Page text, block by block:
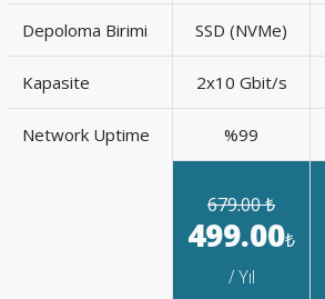
Depoloma Birimi SSD (NVMe)
Kapasite 2x10 Gbit/s
Network Uptime %99
679.00 ₺
499.00₺
/ Yıl